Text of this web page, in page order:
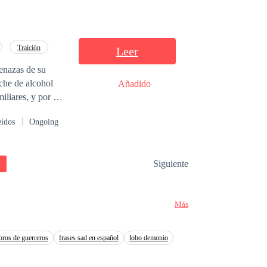
por la
Traición
de su
de alcohol
que
Ongoing
Leer
Añadido
Siguiente
Más
de guerreros frases sad en español
lobo demonio